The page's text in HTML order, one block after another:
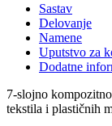
Sastav
Delovanje
Namene
Uputstvo za
Dodatne
7-slojno
tekstila i plastičnih